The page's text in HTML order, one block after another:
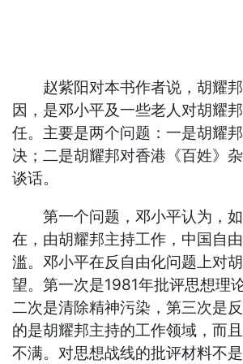
赵紫阳对本书作者说，胡耀邦
因，是邓小平及一些老人对胡耀
任。主要是两个问题：一是胡耀
决；二是胡耀邦对香港《百姓》
谈话。
第一个问题，邓小平认为，如
在，由胡耀邦主持工作，中国自
滥。邓小平在反自由化问题上对
望。第一次是1981年批评思想理
二次是清除精神污染，第三次是
的是胡耀邦主持的工作领域，而
不满。对思想战线的批评材料不